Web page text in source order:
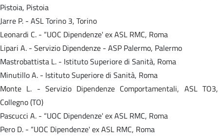
Pistoia, Pistoia
Jarre P. - ASL Torino 3, Torino
Leonardi C. - “UOC Dipendenze' ex ASL RMC, Roma
Lipari A. - Servizio Dipendenze - ASP Palermo, Palermo
Mastrobattista L. - Istituto Superiore di Sanità, Roma
Minutillo A. - Istituto Superiore di Sanità, Roma
Monte L. - Servizio Dipendenze Comportamentali, ASL TO3,
Collegno (TO)
Pascucci A. - “UOC Dipendenze' ex ASL RMC, Roma
Pero D. - “UOC Dipendenze' ex ASL RMC, Roma